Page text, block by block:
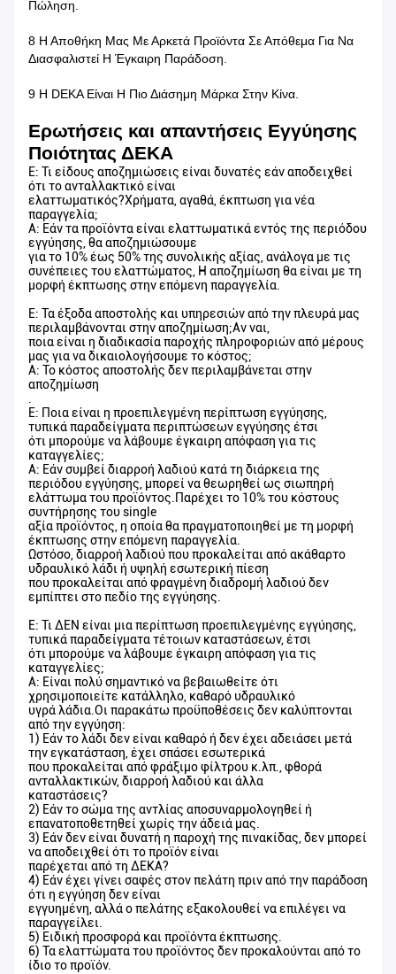
Πώληση.
8 Η Αποθήκη Μας Με Αρκετά Προϊόντα Σε Απόθεμα Για Να
Διασφαλιστεί Η Έγκαιρη Παράδοση.
9 Η DEKA Είναι Η Πιο Διάσημη Μάρκα Στην Κίνα.
Ερωτήσεις και απαντήσεις Εγγύησης
Ποιότητας ΔΕΚΑ
Ε: Τι είδους αποζημιώσεις είναι δυνατές εάν αποδειχθεί
ότι το ανταλλακτικό είναι
ελαττωματικός?Χρήματα, αγαθά, έκπτωση για νέα
παραγγελία;
Α: Εάν τα προϊόντα είναι ελαττωματικά εντός της περιόδου
εγγύησης, θα αποζημιώσουμε
για το 10% έως 50% της συνολικής αξίας, ανάλογα με τις
συνέπειες του ελαττώματος, Η αποζημίωση θα είναι με τη
μορφή έκπτωσης στην επόμενη παραγγελία.
Ε: Τα έξοδα αποστολής και υπηρεσιών από την πλευρά μας
περιλαμβάνονται στην αποζημίωση;Αν ναι,
ποια είναι η διαδικασία παροχής πληροφοριών από μέρους
μας για να δικαιολογήσουμε το κόστος;
Α: Το κόστος αποστολής δεν περιλαμβάνεται στην
αποζημίωση
.
Ε: Ποια είναι η προεπιλεγμένη περίπτωση εγγύησης,
τυπικά παραδείγματα περιπτώσεων εγγύησης έτσι
ότι μπορούμε να λάβουμε έγκαιρη απόφαση για τις
καταγγελίες;
Α: Εάν συμβεί διαρροή λαδιού κατά τη διάρκεια της
περιόδου εγγύησης, μπορεί να θεωρηθεί ως σιωπηρή
ελάττωμα του προϊόντος.Παρέχει το 10% του κόστους
συντήρησης του single
αξία προϊόντος, η οποία θα πραγματοποιηθεί με τη μορφή
έκπτωσης στην επόμενη παραγγελία.
Ωστόσο, διαρροή λαδιού που προκαλείται από ακάθαρτο
υδραυλικό λάδι ή υψηλή εσωτερική πίεση
που προκαλείται από φραγμένη διαδρομή λαδιού δεν
εμπίπτει στο πεδίο της εγγύησης.
Ε: Τι ΔΕΝ είναι μια περίπτωση προεπιλεγμένης εγγύησης,
τυπικά παραδείγματα τέτοιων καταστάσεων, έτσι
ότι μπορούμε να λάβουμε έγκαιρη απόφαση για τις
καταγγελίες;
Α: Είναι πολύ σημαντικό να βεβαιωθείτε ότι
χρησιμοποιείτε κατάλληλο, καθαρό υδραυλικό
υγρά λάδια.Οι παρακάτω προϋποθέσεις δεν καλύπτονται
από την εγγύηση:
1) Εάν το λάδι δεν είναι καθαρό ή δεν έχει αδειάσει μετά
την εγκατάσταση, έχει σπάσει εσωτερικά
που προκαλείται από φράξιμο φίλτρου κ.λπ., φθορά
ανταλλακτικών, διαρροή λαδιού και άλλα
καταστάσεις?
2) Εάν το σώμα της αντλίας αποσυναρμολογηθεί ή
επανατοποθετηθεί χωρίς την άδειά μας.
3) Εάν δεν είναι δυνατή η παροχή της πινακίδας, δεν μπορεί
να αποδειχθεί ότι το προϊόν είναι
παρέχεται από τη ΔΕΚΑ?
4) Εάν έχει γίνει σαφές στον πελάτη πριν από την παράδοση
ότι η εγγύηση δεν είναι
εγγυημένη, αλλά ο πελάτης εξακολουθεί να επιλέγει να
παραγγείλει.
5) Ειδική προσφορά και προϊόντα έκπτωσης.
6) Τα ελαττώματα του προϊόντος δεν προκαλούνται από το
ίδιο το προϊόν.